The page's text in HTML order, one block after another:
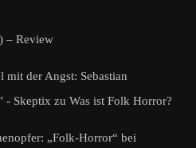
– Review
der Angst: Sebastian
- Skeptix zu Was ist Folk Horror?
„Folk-Horror“ bei